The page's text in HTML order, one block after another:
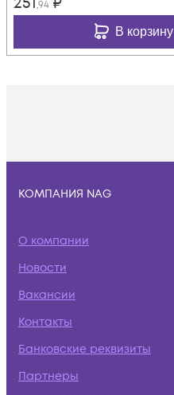
,94
В корзину
КОМПАНИЯ NAG
О компании
Новости
Вакансии
Контакты
Банковские реквизиты
Партнеры